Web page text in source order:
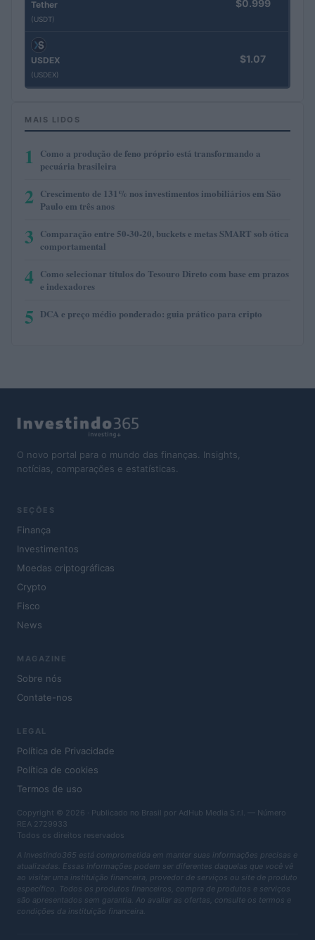
Tether
(USDT)
$0.999
USDEX
(USDEX)
$1.07
MAIS LIDOS
1
Como a produção de feno próprio está transformando a
pecuária brasileira
2 Crescimento de 131% nos investimentos imobiliários em São
Paulo em três anos
3 Comparação entre 50-30-20, buckets e metas SMART sob ótica
comportamental
4 Como selecionar títulos do Tesouro Direto com base em prazos
e indexadores
5 DCA e preço médio ponderado: guia prático para cripto
O novo portal para o mundo das finanças. Insights,
notícias, comparações e estatísticas.
SEÇÕES
Finança
Investimentos
Moedas criptográficas
Crypto
Fisco
News
MAGAZINE
Sobre nós
Contate-nos
LEGAL
Política de Privacidade
Política de cookies
Termos de uso
Copyright © 2026 · Publicado no Brasil por AdHub Media S.r.l. — Número
REA 2729933
Todos os direitos reservados
A Investindo365 está comprometida em manter suas informações precisas e
atualizadas. Essas informações podem ser diferentes daquelas que você vê
ao visitar uma instituição financeira, provedor de serviços ou site de produto
específico. Todos os produtos financeiros, compra de produtos e serviços
são apresentados sem garantia. Ao avaliar as ofertas, consulte os termos e
condições da instituição financeira.